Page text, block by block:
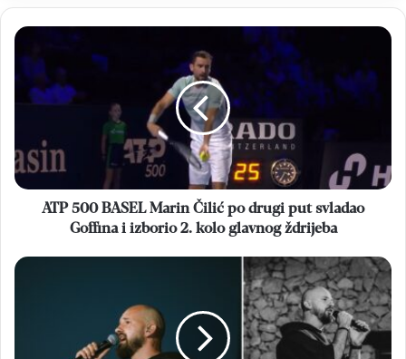
ATP
500
BASEL
Marin
drugi
put
svladao
Goffina
2.
ATP 500 BASEL Marin Čilić po drugi put svladao
Goffina i izborio 2. kolo glavnog ždrijeba
PROMO